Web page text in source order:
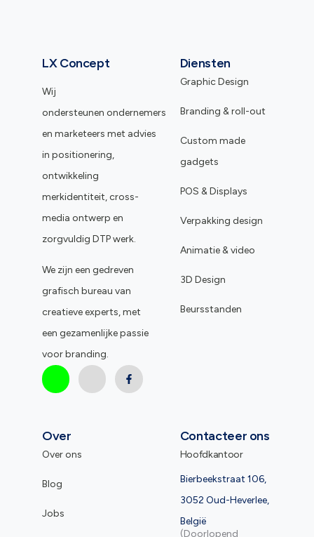
LX Concept
Wij
ondersteunen ondernemers
en marketeers met advies
in positionering,
ontwikkeling
merkidentiteit, cross-
media ontwerp en
zorgvuldig DTP werk.
We zijn een gedreven
grafisch bureau van
creatieve experts, met
een gezamenlijke passie
voor branding.
Diensten
Graphic Design
Branding & roll-out
Custom made
gadgets
POS & Displays
Verpakking design
Animatie & video
3D Design
Beursstanden
Over
Over ons
Blog
Jobs
Contacteer ons
Hoofdkantoor
Bierbeekstraat 106,
3052 Oud-Heverlee,
België
(Doorlopend